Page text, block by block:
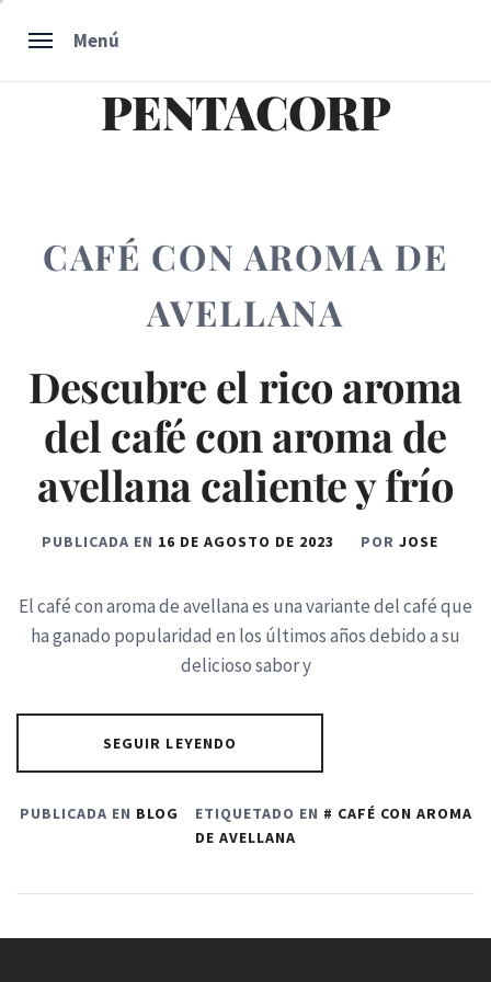
Menú
PENTACORP
CAFÉ CON AROMA DE
AVELLANA
Descubre el rico aroma
del café con aroma de
avellana caliente y frío
PUBLICADA EN 16 DE AGOSTO DE 2023 POR JOSE
El café con aroma de avellana es una variante del café que
ha ganado popularidad en los últimos años debido a su
delicioso sabor y
SEGUIR LEYENDO
PUBLICADA EN BLOG ETIQUETADO EN
CAFÉ CON AROMA
DE AVELLANA